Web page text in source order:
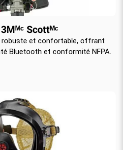
Scottᴹᶜ
robuste et confortable, offrant
Bluetooth et conformité NFPA.